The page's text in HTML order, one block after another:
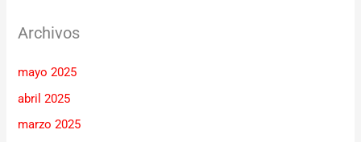
Archivos
mayo 2025
abril 2025
marzo 2025